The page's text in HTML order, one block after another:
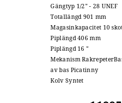
Gängtyp 1/2" - 28 UNEF
Totallängd 901 mm
Magasinkapacitet 10
Piplängd 406 mm
Piplängd 16 "
Mekanism
av bas Picatinny
Kolv Syntet